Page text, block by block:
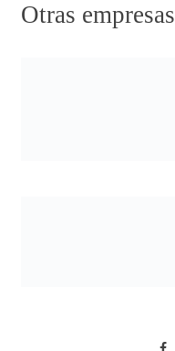
Otras empresas